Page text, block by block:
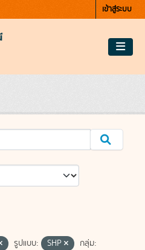
เข้าสู่ระบบ
รูปแบบ: SHP
กลุ่ม: